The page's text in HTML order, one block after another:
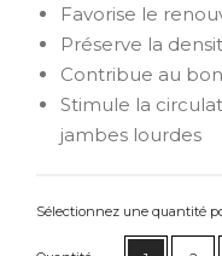
Favorise le
Préserve la
Contribue au
Stimule la
jambes lourdes
Sélectionnez une quantité